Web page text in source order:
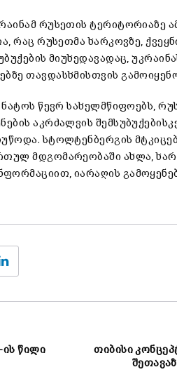
რუსეთის ტერიტორიაზე
რაც რუსეთმა ხარკოვზე,
მიუხედავადაც,
თავდასხმისთვის
წევრ სახელმწიფოებს,
აკრძალვის
სტოლტენბერგის
მდგომარეობაში ახლა,
იარაღის
წილი
თიბისი